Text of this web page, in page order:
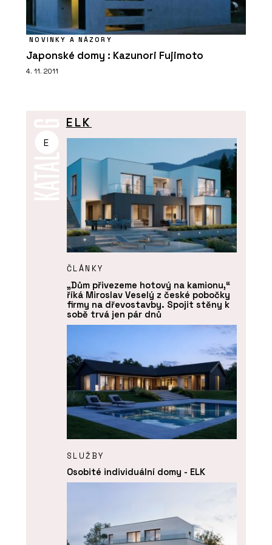
NOVINKY A NÁZORY
Japonské domy : Kazunori Fujimoto
4. 11. 2011
E
ELK
ČLÁNKY
„Dům přivezeme hotový na kamionu,“
říká Miroslav Veselý z české pobočky
firmy na dřevostavby. Spojit stěny k
sobě trvá jen pár dnů
SLUŽBY
Osobité individuální domy - ELK